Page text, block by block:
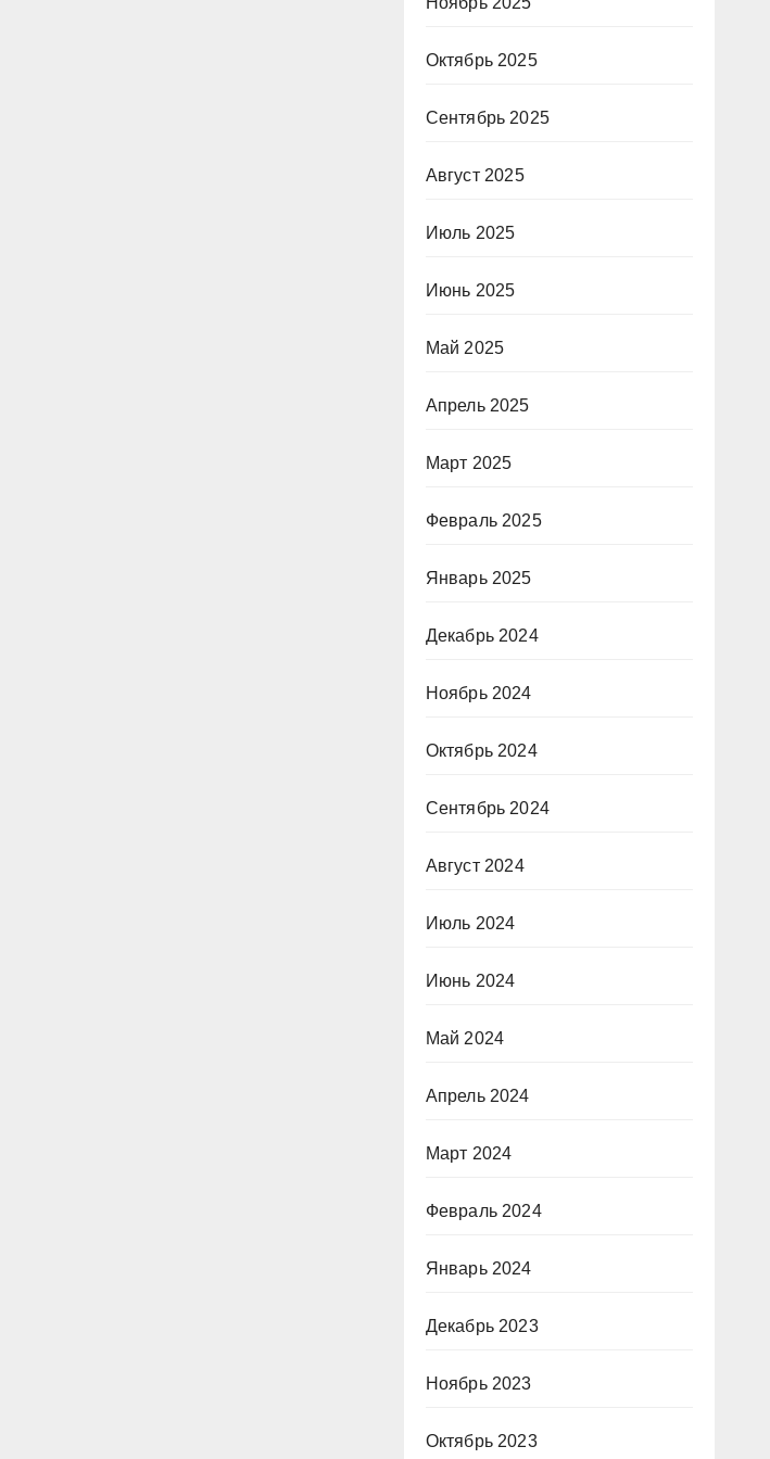
Октябрь 2025
Сентябрь 2025
Август 2025
Июль 2025
Июнь 2025
Май 2025
Апрель 2025
Март 2025
Февраль 2025
Январь 2025
Декабрь 2024
Ноябрь 2024
Октябрь 2024
Сентябрь 2024
Август 2024
Июль 2024
Июнь 2024
Май 2024
Апрель 2024
Март 2024
Февраль 2024
Январь 2024
Декабрь 2023
Ноябрь 2023
Октябрь 2023